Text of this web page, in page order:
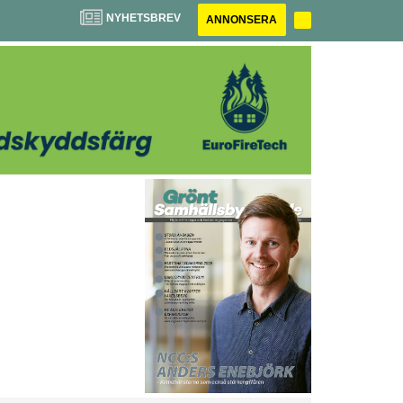
NYHETSBREV ANNONSERA